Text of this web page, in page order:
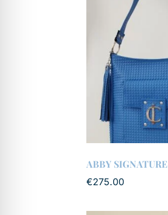
ABBY SIGNATURE
€275.00